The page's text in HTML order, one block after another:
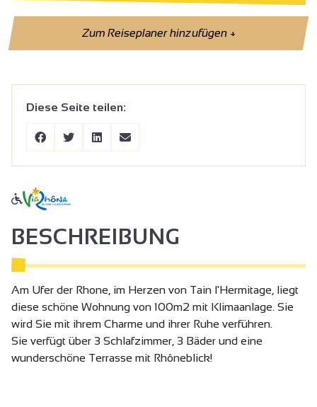
Zum Reiseplaner hinzufügen+
Diese Seite teilen:
BESCHREIBUNG
Am Ufer der Rhone, im Herzen von Tain l'Hermitage, liegt
diese schöne Wohnung von 100m2 mit Klimaanlage. Sie
wird Sie mit ihrem Charme und ihrer Ruhe verführen.
Sie verfügt über 3 Schlafzimmer, 3 Bäder und eine
wunderschöne Terrasse mit Rhôneblick!